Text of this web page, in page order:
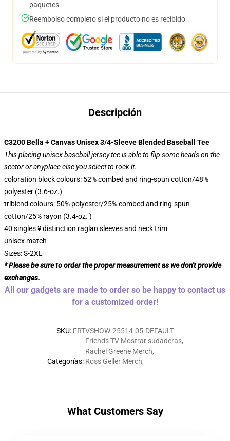
paquetes
Reembolso completo si el producto no es recibido
Descripción
C3200 Bella + Canvas Unisex 3/4-Sleeve Blended Baseball Tee
This placing unisex baseball jersey tee is able to flip some heads on the
sector or anyplace else you select to rock it.
coloration block colours: 52% combed and ring-spun cotton/48%
polyester (3.6-oz.)
triblend colours: 50% polyester/25% combed and ring-spun
cotton/25% rayon (3.4-oz. )
40 singles ¥ distinction raglan sleeves and neck trim
unisex match
Sizes: S-2XL
* Please be sure to order the proper measurement as we don't provide
exchanges.
All our gadgets are made to order so be happy to contact us
for a customized order!
SKU: FRTVSHOW-25514-05-DEFAULT
Categorías:
Friends TV Mostrar sudaderas,
Rachel Greene Merch,
Ross Geller Merch,
What Customers Say